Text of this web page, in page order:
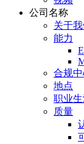
公司名称
关于
能力
合规
地点
职业
质量